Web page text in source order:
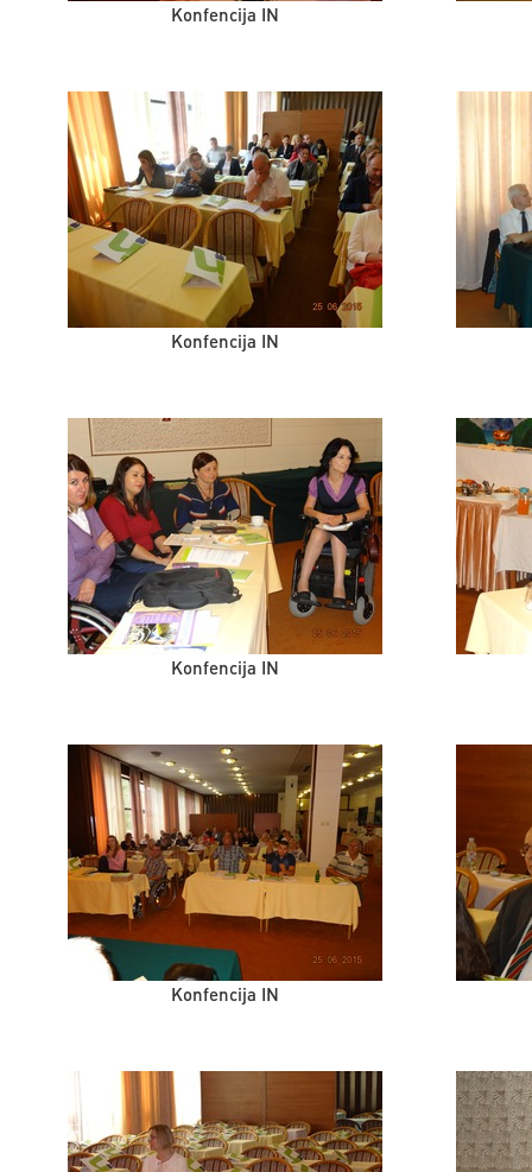
Konfencija IN
Konfencija IN
Konfencija IN
Konfencija IN